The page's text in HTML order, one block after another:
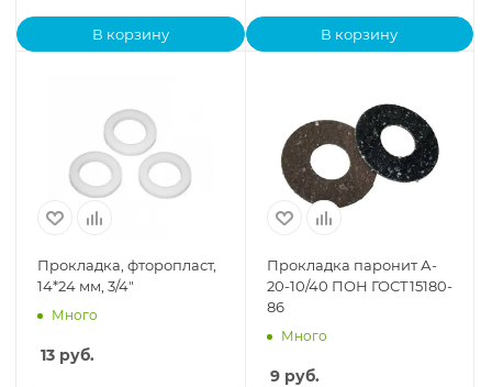
В корзину В корзину
Прокладка, фторопласт,
14*24 мм, 3/4"
Много
13 руб.
Прокладка паронит А-
20-10/40 ПОН ГОСТ15180-
86
Много
9руб.